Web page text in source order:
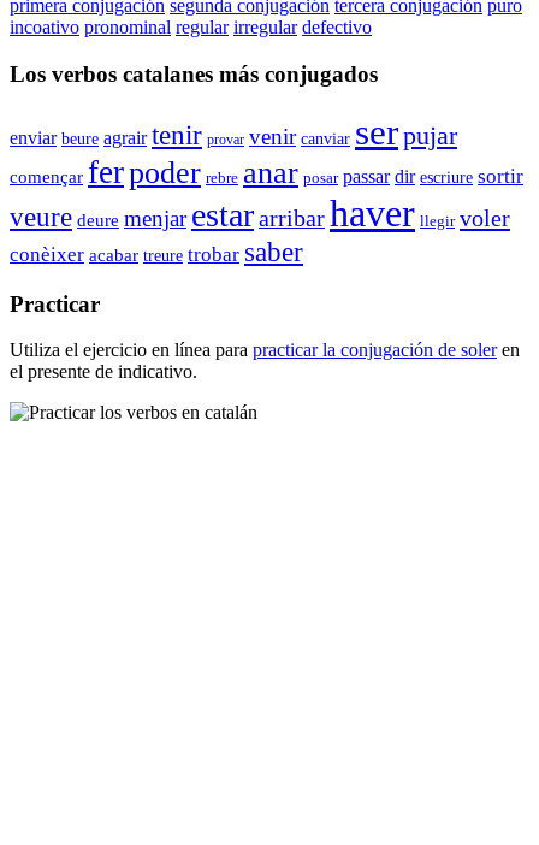
primera conjugación segunda conjugación tercera conjugación puro
incoativo pronominal regular irregular defectivo
Los verbos catalanes más conjugados
enviar beure agrair tenir provar venir canviar serpujar
començar ferpoder rebre anar posar passar dir escriure sortir
veure deure menjar estararribarhaver llegir voler
conèixer acabar treure trobar saber
Practicar
Utiliza el ejercicio en línea para practicar la conjugación de soleren
el presente de indicativo.